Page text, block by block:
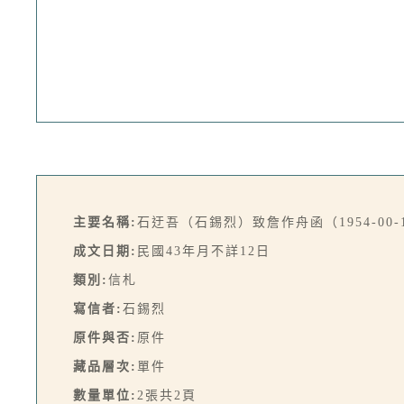
主要名稱: 石迂吾（石錫烈）致詹作舟函（1954-00-
成文日期: 民國43年月不詳12日
類別: 信札
寫信者: 石錫烈
原件與否: 原件
藏品層次: 單件
數量單位: 2張共2頁